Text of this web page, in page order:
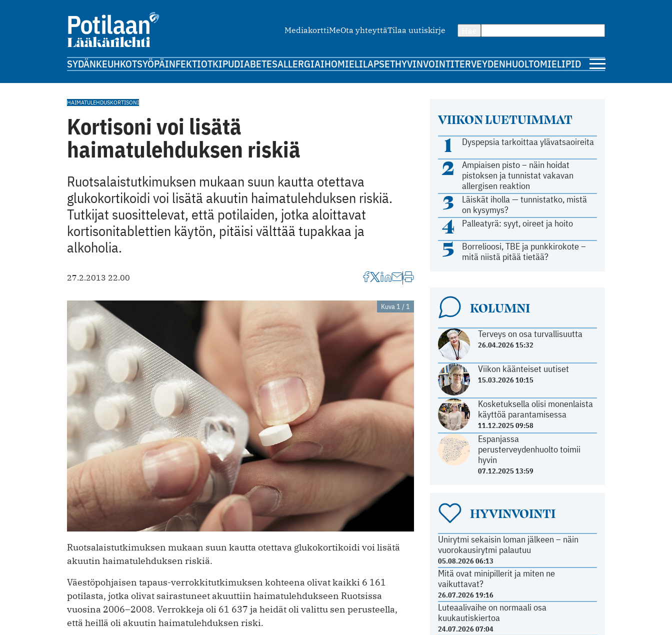
MediakorttiMeOta yhteyttäTilaa uutiskirje
SYDÄNKEUHKOTSYÖPÄINFEKTIOTKIPUDIABETESALLERGIAIHOMIELILAPSETHYVINVOINTITERVEYDENHUOLTOMIELIPIDE
VIIKON LUETUIMMAT
1 Dyspepsia tarkoittaa ylävatsaoireita
2
Ampiaisen pisto – näin hoidat
pistoksen ja tunnistat vakavan
allergisen reaktion
3
Läiskät iholla — tunnistatko, mistä
on kysymys?
4 Palleatyrä: syyt, oireet ja hoito
5
Borrelioosi, TBE ja punkkirokote –
mitä niistä pitää tietää?
KOLUMNI
Terveys on osa turvallisuutta
26.04.2026 15:32
Viikon käänteiset uutiset
15.03.2026 10:15
Kosketuksella olisi monenlaista
käyttöä parantamisessa
11.12.2025 09:58
Espanjassa
perusterveydenhuolto toimii
hyvin
07.12.2025 13:59
HYVINVOINTI
Unirytmi sekaisin loman jälkeen – näin
vuorokausirytmi palautuu
05.08.2026 06:13
Mitä ovat minipillerit ja miten ne
vaikuttavat?
26.07.2026 19:16
Luteaalivaihe on normaali osa
kuukautiskiertoa
24.07.2026 07:04
HAIMATULEHDUSKORTISONI
Kortisoni voi lisätä
haimatulehduksen riskiä
Ruotsalaistutkimuksen mukaan suun kautta otettava
glukokortikoidi voi lisätä akuutin haimatulehduksen riskiä.
Tutkijat suosittelevat, että potilaiden, jotka aloittavat
kortisonitablettien käytön, pitäisi välttää tupakkaa ja
alkoholia.
27.2.2013 22.00
Kuva 1 / 1
Ruotsalaistutkimuksen mukaan suun kautta otettava glukokortikoidi voi lisätä
akuutin haimatulehduksen riskiä.
Väestöpohjaisen tapaus-verrokkitutkimuksen kohteena olivat kaikki 6 161
potilasta, jotka olivat sairastuneet akuuttiin haimatulehdukseen Ruotsissa
vuosina 2006–2008. Verrokkeja oli 61 637 ja heidät oli valittu sen perusteella,
että heillä oli akuutin haimatulehduksen riski.